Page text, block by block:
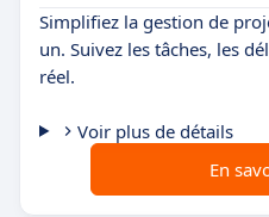
Simplifiez la gestion de
un. Suivez les tâches, les
réel.
Voir plus de détails
En